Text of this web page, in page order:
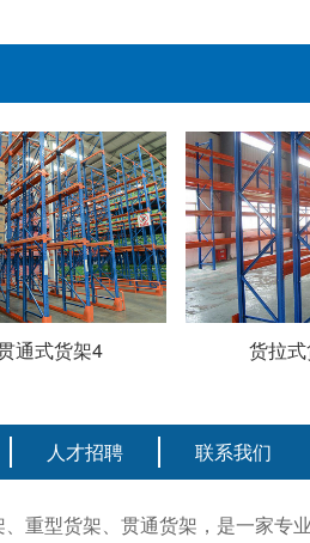
通式货架4 货拉
人才招聘 联系我们
重型货架、贯通货架，是一家专